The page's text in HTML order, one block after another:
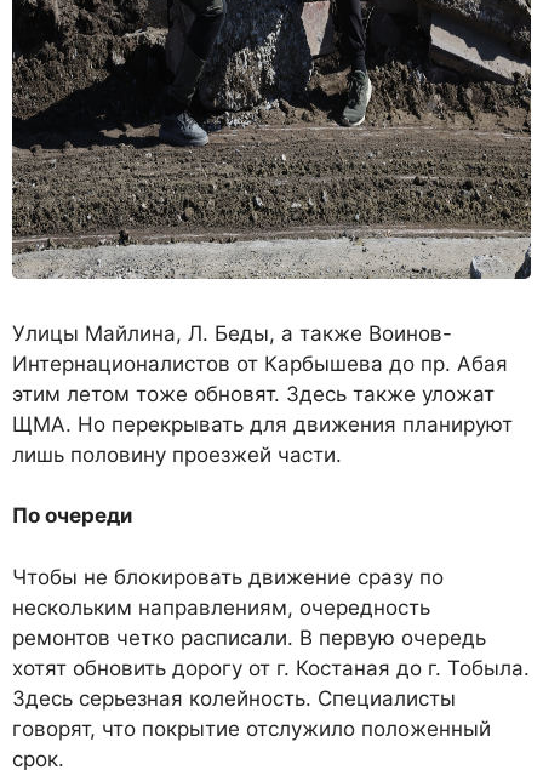
Улицы Майлина, Л. Беды, а также Воинов-
Интернационалистов от Карбышева до пр. Абая
этим летом тоже обновят. Здесь также уложат
ЩМА. Но перекрывать для движения планируют
лишь половину проезжей части.
По очереди
Чтобы не блокировать движение сразу по
нескольким направлениям, очередность
ремонтов четко расписали. В первую очередь
хотят обновить дорогу от г. Костаная до г. Тобыла.
Здесь серьезная колейность. Специалисты
говорят, что покрытие отслужило положенный
срок.